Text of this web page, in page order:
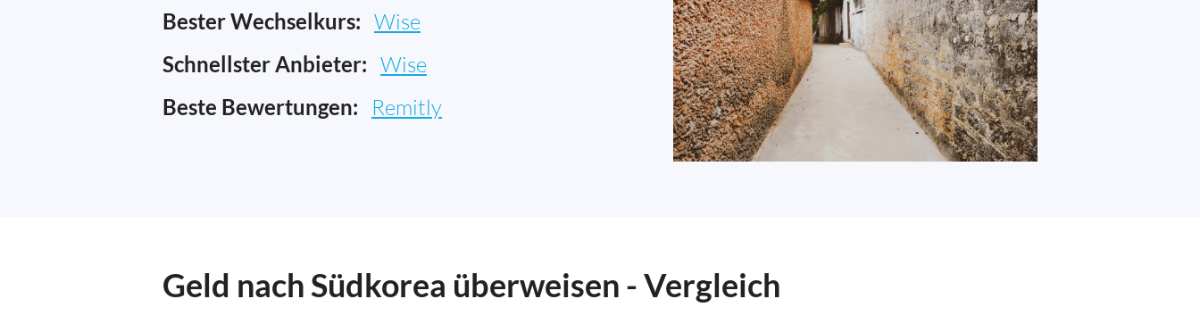
Bester Wechselkurs: Wise
Schnellster Anbieter: Wise
Beste Bewertungen: Remitly
Geld nach Südkorea überweisen - Vergleich